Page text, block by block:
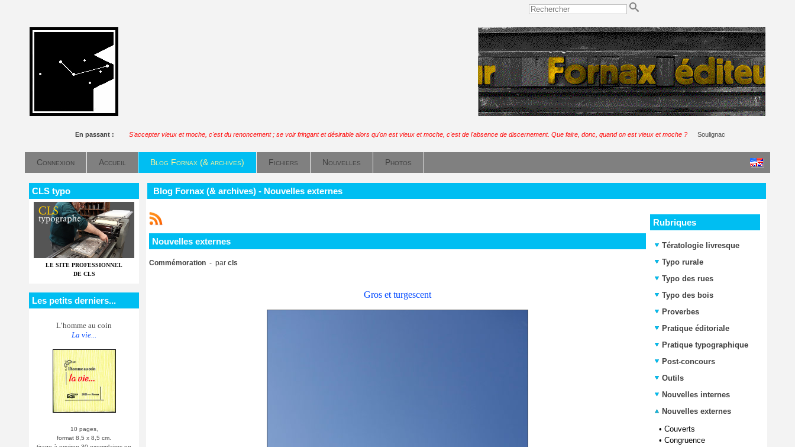
En passant : S'accepter vieux et moche, c'est du renoncement ; se voir fringant et désirable alors qu'on est vieux et moche, c'est de l'absence de discernement. Que faire, donc, quand on est vieux et moche ? Soulignac
Connexion Accueil Blog Fornax (& archives) Fichiers Nouvelles Photos
CLS typo
LE SITE PROFESSIONNEL
DE CLS
Les petits derniers...
L’homme au coin
La vie...
10 pages,
format 8,5 x 8,5 cm.
Blog Fornax (& archives) - Nouvelles externes
Nouvelles externes
Commémoration - par cls
Gros et turgescent
Rubriques
Tératologie livresque
Typo rurale
Typo des rues
Typo des bois
Proverbes
Pratique éditoriale
Pratique typographique
Post-concours
Outils
Nouvelles internes
Nouvelles externes
• Couverts
• Congruence